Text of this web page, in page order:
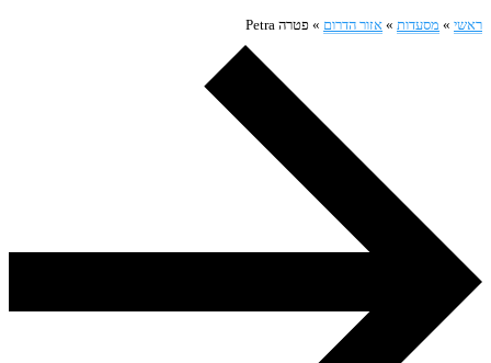
ראשי » מסעדות » אזור הדרום » פטרה Petra